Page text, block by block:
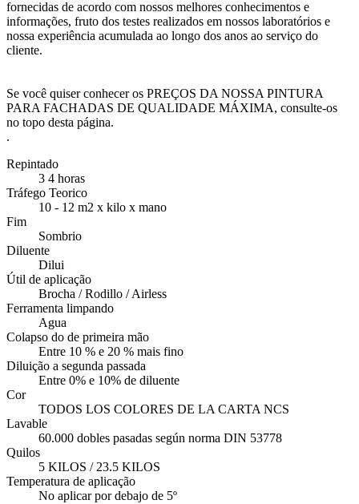
fornecidas de acordo com nossos melhores conhecimentos e
informações, fruto dos testes realizados em nossos laboratórios e
nossa experiência acumulada ao longo dos anos ao serviço do
cliente.
Se você quiser conhecer os PREÇOS DA NOSSA PINTURA
PARA FACHADAS DE QUALIDADE MÁXIMA, consulte-os
no topo desta página.
.
Repintado
3 4 horas
Tráfego Teorico
10 - 12 m2 x kilo x mano
Fim
Sombrio
Diluente
Dilui
Útil de aplicação
Brocha / Rodillo / Airless
Ferramenta limpando
Agua
Colapso do de primeira mão
Entre 10 % e 20 % mais fino
Diluição a segunda passada
Entre 0% e 10% de diluente
Cor
TODOS LOS COLORES DE LA CARTA NCS
Lavable
60.000 dobles pasadas según norma DIN 53778
Quilos
5 KILOS / 23.5 KILOS
Temperatura de aplicação
No aplicar por debajo de 5º